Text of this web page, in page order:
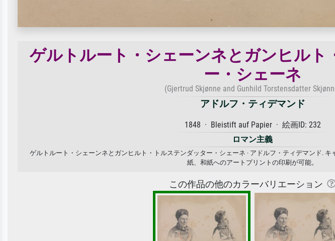
ゲルトルート・シェーンネとガンヒルト
ー・シェーネ
(Gjertrud Skjønne and Gunhild Torstensdatter
アドルフ・ティデマンド
1848 · Bleistift auf Papier · 絵画ID: 232
ロマン主義
ゲルトルート・シェーンネとガンヒルト・トルステンダッター・シェーネ · アドルフ・ティデマンド.
紙、和紙へのアートプリントの印刷が可能。
この作品の他のカラーバリエーション